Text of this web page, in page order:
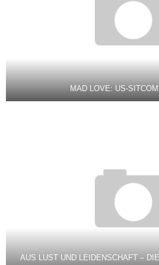
MAD LOVE: US-
AUS LUST UND LEIDENSCHAFT –